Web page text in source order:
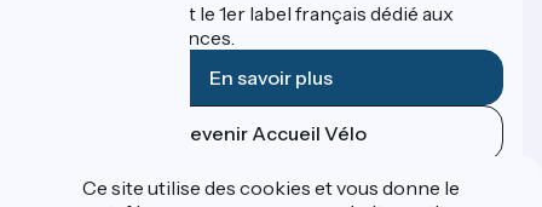
Accueil Vélo c'est le 1er label français dédié aux
cyclistes en vacances.
En savoir plus
Devenir Accueil Vélo
Financé dans le cadre de Destination France
Ce site utilise des cookies et vous donne le